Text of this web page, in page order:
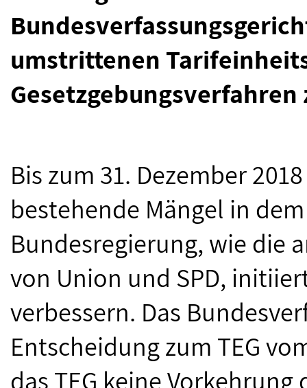
umstrittenen
Gesetzgebungsverfahren
Bis zum 31. Dezember
bestehende Mängel in
Bundesregierung, wie die
von Union und SPD,
verbessern. Das
Entscheidung zum TEG
das TEG keine